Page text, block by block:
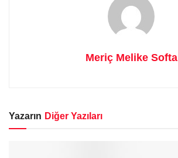
Meriç Melike Softa
Yazarın Diğer Yazıları